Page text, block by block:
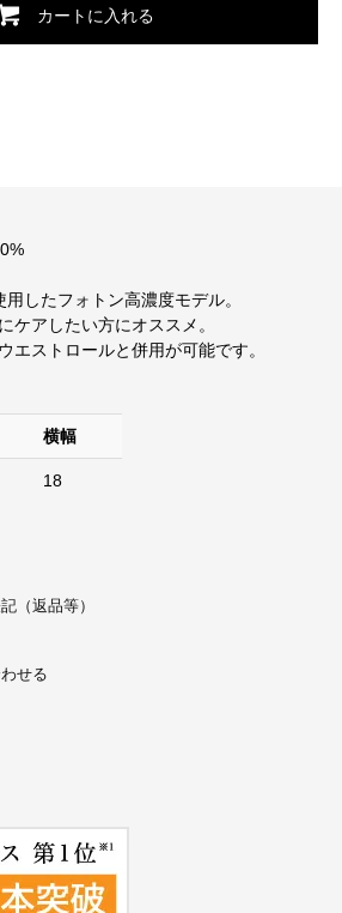
カートに入れる
したフォトン高濃度モデル。
ケアしたい方にオススメ。
エストロールと併用が可能です。
横幅
18
（返品等）
せる